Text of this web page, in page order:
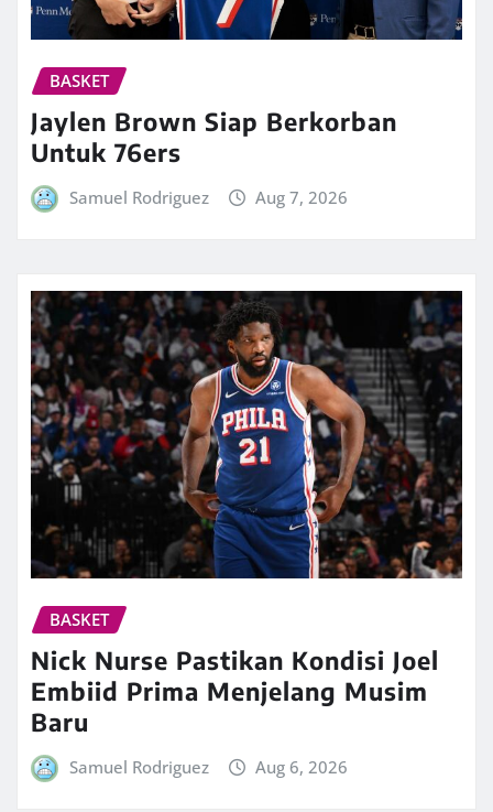
BASKET
Jaylen Brown Siap Berkorban
Untuk 76ers
Samuel Rodriguez Aug 7, 2026
BASKET
Nick Nurse Pastikan Kondisi Joel
Embiid Prima Menjelang Musim
Baru
Samuel Rodriguez Aug 6, 2026